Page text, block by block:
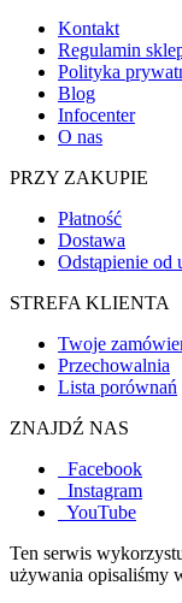
Kontakt
Regulamin
Polityka
Blog
Infocenter
O nas
PRZY ZAKUPIE
Płatność
Dostawa
Odstąpienie od
STREFA KLIENTA
Twoje
Przechowalnia
Lista porównań
ZNAJDŹ NAS
Facebook
Instagram
YouTube
Ten serwis
używania opisaliśmy